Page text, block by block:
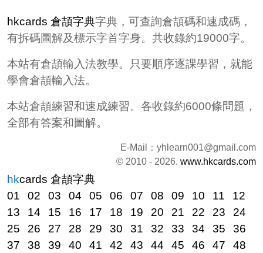
hkcards 倉頡字典字典，可查詢倉頡碼和速成碼，
有拆碼圖解及標示字首字身。共收錄約19000字。
本站有倉頡輸入法教學。只要順序逐課學習，就能
學會倉頡輸入法。
本站倉頡練習和速成練習。各收錄約6000條問題，
全部有答案和圖解。
E-Mail： yhlearn001@gmail.com
© 2010 - 2026. www.hkcards.com
hkcards 倉頡字典
01
02 03 04 05 06 07 08 09 10 11
12
13
14 15 16 17 18 19 20 21 22 23
24
25
26 27 28 29 30 31 32 33 34 35
36
37
38 39 40 41 42 43 44 45 46 47 48